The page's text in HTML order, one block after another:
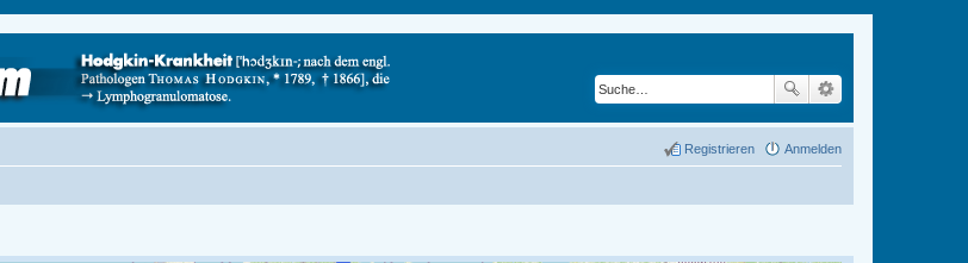
Anmelden
Registrieren